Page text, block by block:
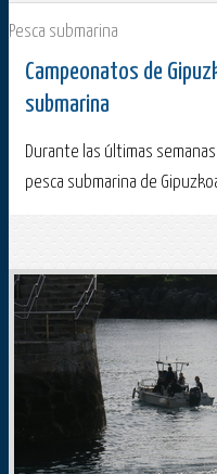
Pesca submarina
Campeonatos de
submarina
Durante las últimas
pesca submarina de